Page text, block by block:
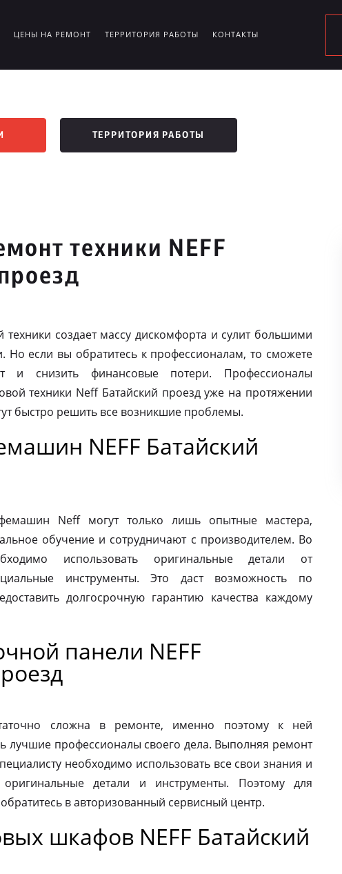
ЦЕНЫ НА РЕМОНТ ТЕРРИТОРИЯ РАБОТЫ КОНТАКТЫ
ТЕРРИТОРИЯ РАБОТЫ
техники NEFF
техники создает массу дискомфорта и сулит большими
Но если вы обратитесь к профессионалам, то сможете
и снизить финансовые потери. Профессионалы
техники Neff Батайский проезд уже на протяжении
быстро решить все возникшие проблемы.
NEFF Батайский
Neff могут только лишь опытные мастера,
обучение и сотрудничают с производителем. Во
использовать оригинальные детали от
инструменты. Это даст возможность по
долгосрочную гарантию качества каждому
панели NEFF
сложна в ремонте, именно поэтому к ней
лучшие профессионалы своего дела. Выполняя ремонт
необходимо использовать все свои знания и
оригинальные детали и инструменты. Поэтому для
в авторизованный сервисный центр.
шкафов NEFF Батайский